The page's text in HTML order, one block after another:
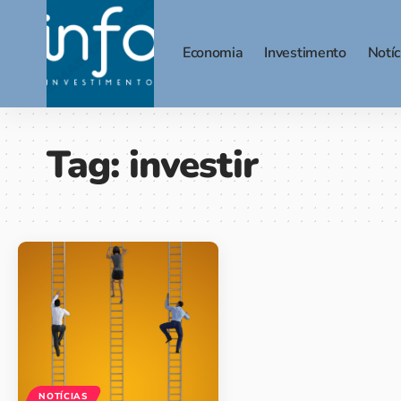
Economia Investimento
Tag:investir
NOTÍCIAS